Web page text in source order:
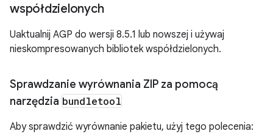
współdzielonych
Uaktualnij AGP do wersji 8.5.1 lub nowszej i używaj
nieskompresowanych bibliotek współdzielonych.
Sprawdzanie wyrównania ZIP za pomocą
narzędzia bundletool
Aby sprawdzić wyrównanie pakietu, użyj tego polecenia: